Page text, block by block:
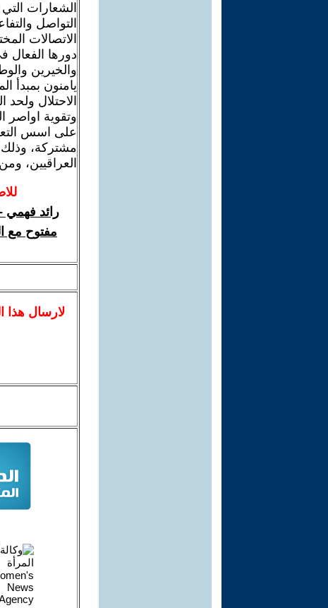
الشعارات
التواصل
الاتصالات
دورها الفعال
والخيرين
يامنون بمبدأ
الاحتلال
وتقوية اواصر
على اسس
مشتركة، وذلك
العراقيين،
رائد فهمي
مفتوح مع
لارسالهذا